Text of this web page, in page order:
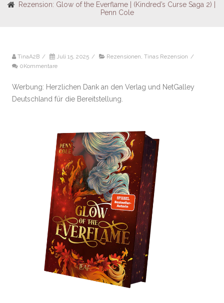
Rezension: Glow of the Everflame | (Kindred’s Curse Saga 2) |
Penn Cole
TinaA2B / Juli 15, 2025 / Rezensionen, Tinas Rezension /
0Kommentare
Werbung: Herzlichen Dank an den Verlag und NetGalley
Deutschland für die Bereitstellung.